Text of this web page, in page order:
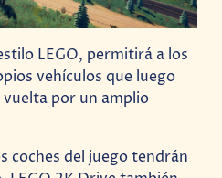
LEGO, permitirá a los
vehículos que luego
por un amplio
coches del juego tendrán